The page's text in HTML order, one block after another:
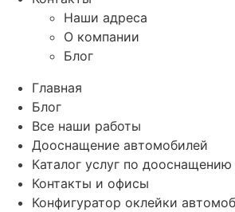
Наши адреса
О компании
Блог
Главная
Блог
Все наши работы
Дооснащение автомобилей
Каталог услуг по
Контакты и офисы
Конфигуратор оклейки